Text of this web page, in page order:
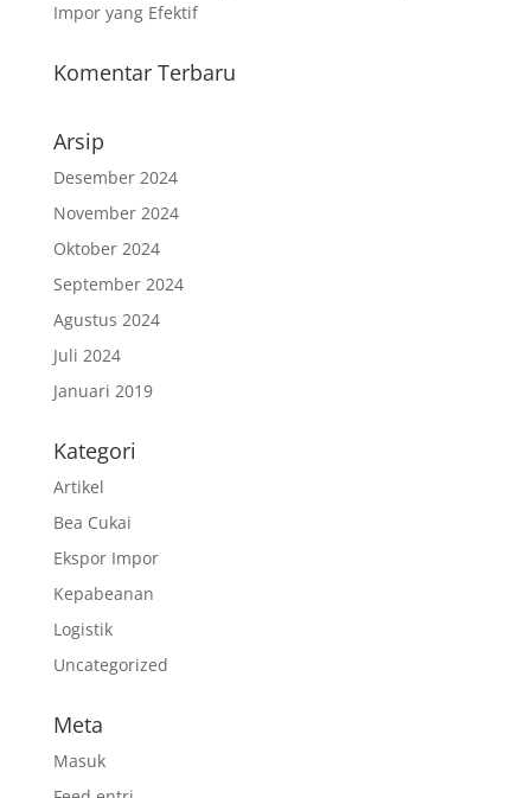
Impor yang Efektif
Komentar Terbaru
Arsip
Desember 2024
November 2024
Oktober 2024
September 2024
Agustus 2024
Juli 2024
Januari 2019
Kategori
Artikel
Bea Cukai
Ekspor Impor
Kepabeanan
Logistik
Uncategorized
Meta
Masuk